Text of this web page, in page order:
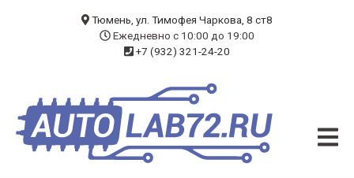
ЧИП-ТЮНИНГ
ДИАГНОСТИКА
Тюмень, ул. Тимофея Чаркова, 8 ст8
Ежедневно с 10:00 до 19:00
+7 (932) 321-24-20